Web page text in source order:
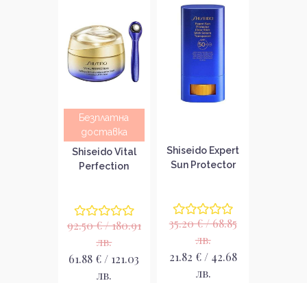
Безплатна
доставка
Shiseido Vital
Perfection
Advanced Eye
Cream
Околоочен
крем с лифтинг
ефект
92.50 € / 180.91
лв.
61.88 € / 121.03
лв.
Shiseido Expert
Sun Protector
Слънцезащитен
стик
35.20 € / 68.85
лв.
21.82 € / 42.68
лв.